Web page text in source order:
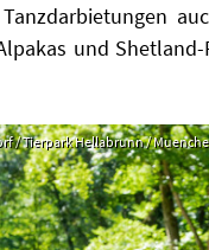
und
/ Tierpark Hellabrunn /